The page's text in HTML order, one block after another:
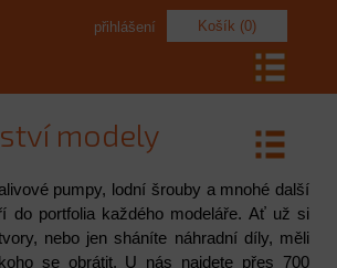
Košík (0)
přihlášení
modely
pumpy, lodní šrouby a mnohé další
do portfolia každého modeláře. Ať už si
nebo jen sháníte náhradní díly, měli
se obrátit. U nás najdete přes 700